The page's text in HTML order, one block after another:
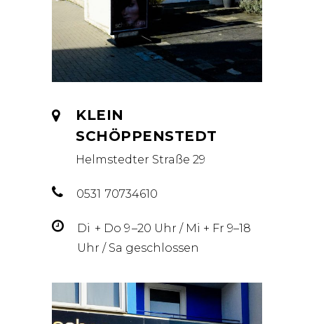
KLEIN
SCHÖPPENSTEDT
Helmstedter Straße 29
0531 70734610
Di ­ + Do 9 –20 Uhr / Mi + Fr 9–18
Uhr / Sa geschlossen